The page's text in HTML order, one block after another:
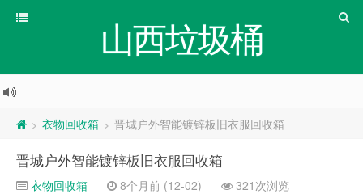
山西垃圾桶
> 衣物回收箱 > 晋城户外智能镀锌板旧衣服回收箱
晋城户外智能镀锌板旧衣服回收箱
衣物回收箱 8个月前 (12-02) 321次浏览